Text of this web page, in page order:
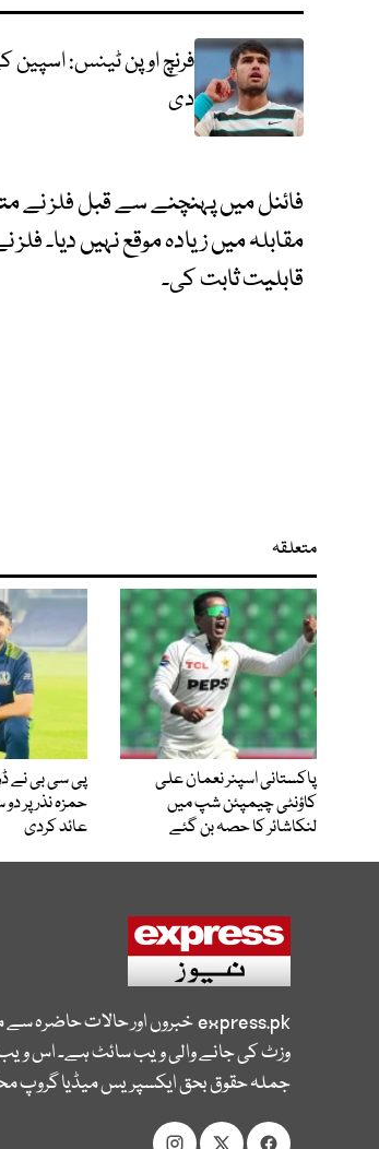
فرنچ اوپن ٹینس:
دی
فائنل میں پہنچنے سے قبل فلز نے
مقابلہ میں زیادہ موقع نہیں دیا۔
قابلیت ثابت کی۔
متعلقہ
پاکستانی اسپنر نعمان علی
کاؤنٹی چیمپئن شپ میں
لنکاشائر کا حصہ بن گئے
پی سی بی نے
حمزہ نذر پر
عائد کردی
express.pkخبروں اور حالات حاضرہ
وزٹ کی جانے والی ویب سائٹ ہے۔ اس ویب
جملہ حقوق بحق ایکسپریس میڈیا گروپ